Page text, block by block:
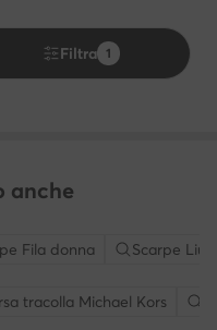
Filtra 1
anche
Fila donna Scarpe Liu
tracolla Michael Kors